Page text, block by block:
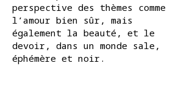
perspective des thèmes comme
l’amour bien sûr, mais
également la beauté, et le
devoir, dans un monde sale,
éphémère et noir.